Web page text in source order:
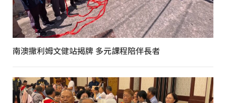
南澳撒利姆文健站揭牌 多元課程陪伴長者